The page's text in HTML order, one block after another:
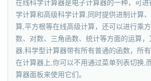
在线科学计算器是电子计算器的一种，可
学计算和高级科学计算,同时提供进制计算
算,平方根等在线高级计算，还可以进行乘
数、对数、三角函数、统计等方面的运算
器,科学型计算器带有所有普通的函数，所
在计算器上,你可以不用通过菜单列表切换,
算器面板来使用它们。